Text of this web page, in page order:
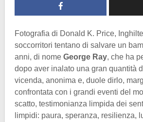
Fotografia di Donald K. Price,
soccorritori tentano di salvare un
anni, di nome George Ray, che ha
dopo aver inalato una gran quantità
vicenda, anonima e, duole dirlo,
confrontata con i grandi eventi del
scatto, testimonianza limpida dei
limpidi: paura, speranza, resilienza,